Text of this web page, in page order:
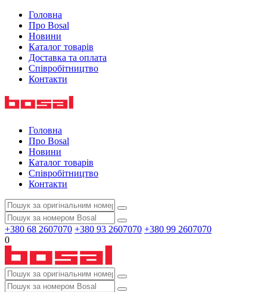
Головна
Про Bosal
Новини
Каталог товарів
Доставка та оплата
Співробітництво
Контакти
Головна
Про Bosal
Новини
Каталог товарів
Співробітництво
Контакти
+380 68 2607070 +380 93 2607070 +380 99 2607070
0